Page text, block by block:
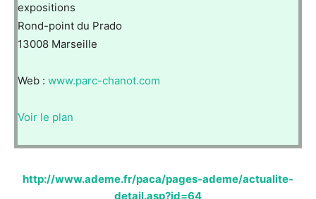
expositions
Rond-point du Prado
13008 Marseille
Web : www.parc-chanot.com
Voir le plan
http://www.ademe.fr/paca/pages-ademe/actualite-
detail.asp?id=64